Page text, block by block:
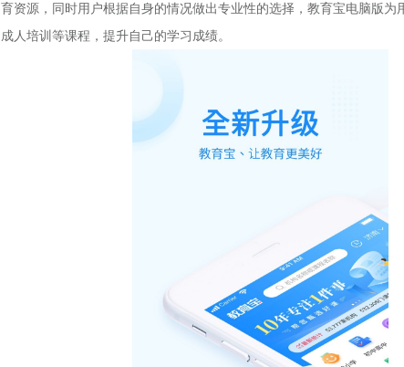
育资源，同时用户根据自身的情况做出专业性的选择，教育宝电脑版为
成人培训等课程，提升自己的学习成绩。